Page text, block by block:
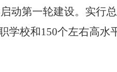
动第一轮建设。实行
校和150个左右高水